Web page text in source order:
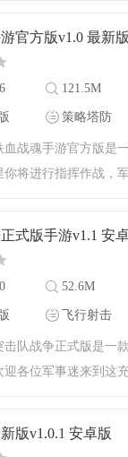
官方版v1.0 最新版
121.5M
策略塔防
血战魂手游官方版是
将进行指挥作战，
兵的力量，还原真实
式版手游v1.1 安
52.6M
飞行射击
击队战争正式版是一
迎各位军事迷来到这
吗？想感受军事与战
版v1.0.1 安卓版